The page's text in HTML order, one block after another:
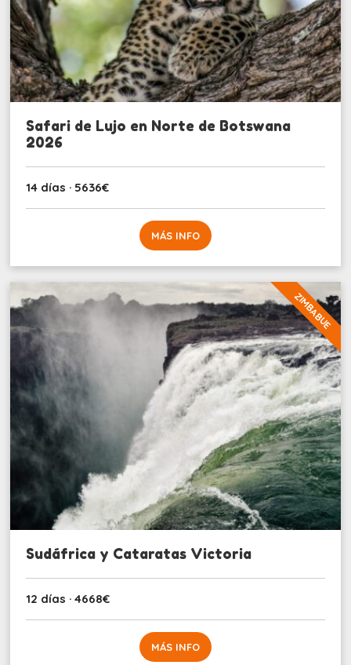
Safari de Lujo en Norte de Botswana
2026
14 días · 5636€
MÁS INFO
ZIMBABUE
Sudáfrica y Cataratas Victoria
12 días · 4668€
MÁS INFO